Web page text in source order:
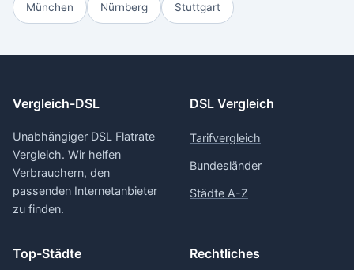
München Nürnberg Stuttgart
Vergleich-DSL
Unabhängiger DSL Flatrate
Vergleich. Wir helfen
Verbrauchern, den
passenden Internetanbieter
zu finden.
DSL Vergleich
Tarifvergleich
Bundesländer
Städte A-Z
Top-Städte Rechtliches